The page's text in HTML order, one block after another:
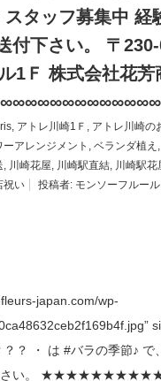
ッフ募集中 経
付下さい。 〒
1Ｆ 株式会社花
, アトレ川崎1Ｆ , アトレ川崎の
ーアレンジメント , ベランダ植え
, 川崎花屋, 川崎駅直結, 川崎駅花
祝い 投稿者: モンソーフルー
japan.com/wp-